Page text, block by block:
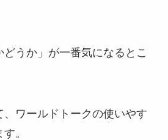
どうか」が一番気になるとこ
ワールドトークの使いやす
。